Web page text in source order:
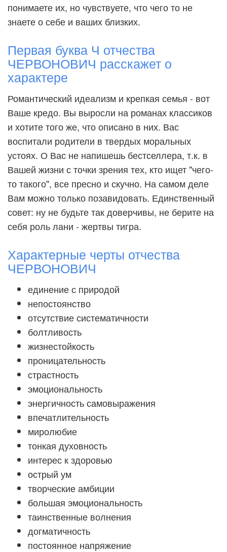
понимаете их, но чувствуете, что чего то не
знаете о себе и ваших близких.
Первая буква Ч отчества
ЧЕРВОНОВИЧ расскажет о
характере
Романтический идеализм и крепкая семья - вот
Ваше кредо. Вы выросли на романах классиков
и хотите того же, что описано в них. Вас
воспитали родители в твердых моральных
устоях. О Вас не напишешь бестселлера, т.к. в
Вашей жизни с точки зрения тех, кто ищет "чего-
то такого", все пресно и скучно. На самом деле
Вам можно только позавидовать. Единственный
совет: ну не будьте так доверчивы, не берите на
себя роль лани - жертвы тигра.
Характерные черты отчества
ЧЕРВОНОВИЧ
единение с природой
непостоянство
отсутствие систематичности
болтливость
жизнестойкость
проницательность
страстность
эмоциональность
энергичность самовыражения
впечатлительность
миролюбие
тонкая духовность
интерес к здоровью
острый ум
творческие амбиции
большая эмоциональность
таинственные волнения
догматичность
постоянное напряжение